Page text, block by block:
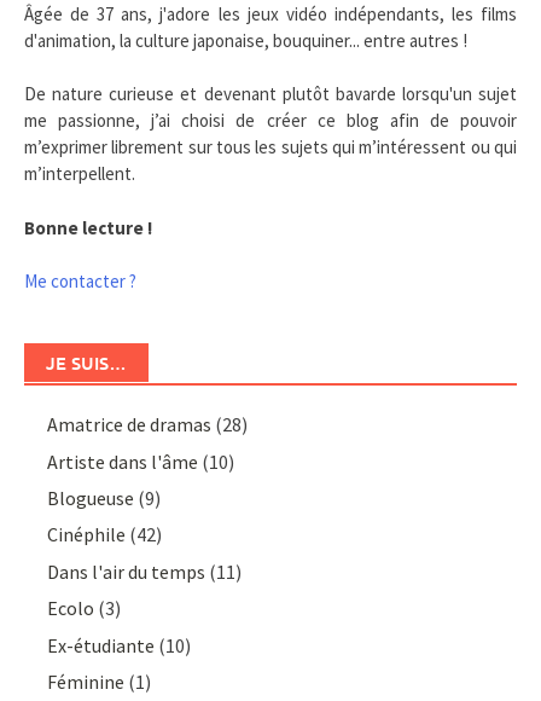
Âgée de 37 ans, j'adore les jeux vidéo indépendants, les films
d'animation, la culture japonaise, bouquiner... entre autres !
De nature curieuse et devenant plutôt bavarde lorsqu'un sujet
me passionne, j’ai choisi de créer ce blog afin de pouvoir
m’exprimer librement sur tous les sujets qui m’intéressent ou qui
m’interpellent.
Bonne lecture !
Me contacter ?
JE SUIS…
Amatrice de dramas (28)
Artiste dans l'âme (10)
Blogueuse (9)
Cinéphile (42)
Dans l'air du temps (11)
Ecolo (3)
Ex-étudiante (10)
Féminine (1)